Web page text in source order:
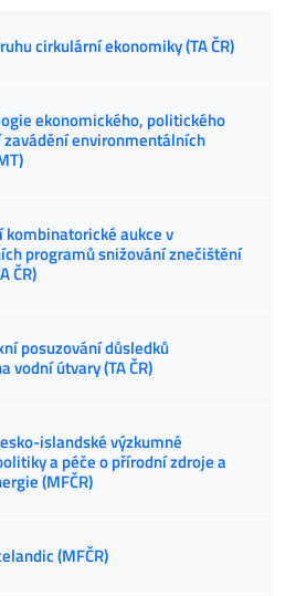
cirkulární ekonomiky (TA ČR)
ekonomického, politického
environmentálních
kombinatorické aukce v
programů snižování znečištění
ČR)
posuzování důsledků
vodní útvary (TA ČR)
islandské výzkumné
a péče o přírodní zdroje a
(MFČR)
(MFČR)